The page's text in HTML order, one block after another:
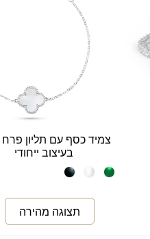
צמיד כסף עם תליון
בעיצוב ייחודי